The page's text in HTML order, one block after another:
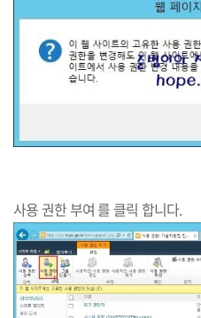
사용 권한 부여 를 클릭 합니다.​